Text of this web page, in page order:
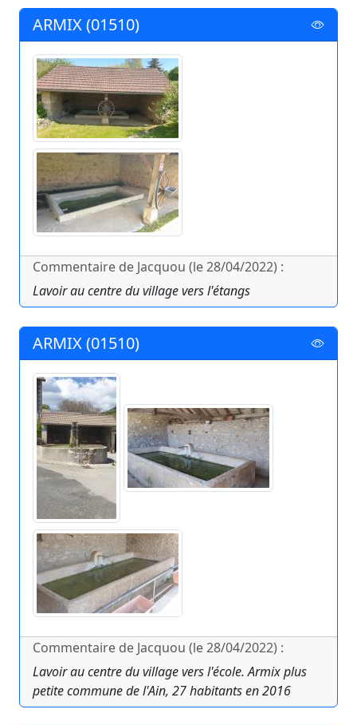
ARMIX (01510)
Commentaire de Jacquou (le 28/04/2022) :
Lavoir au centre du village vers l'étangs
ARMIX (01510)
Commentaire de Jacquou (le 28/04/2022) :
Lavoir au centre du village vers l'école. Armix plus
petite commune de l'Ain, 27 habitants en 2016